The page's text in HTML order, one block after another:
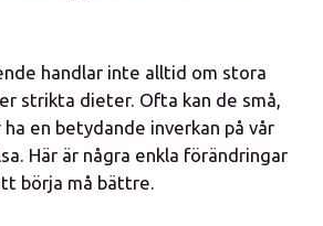
handlar inte alltid om stora
strikta dieter. Ofta kan de små,
en betydande inverkan på vår
Här är några enkla förändringar
börja må bättre.